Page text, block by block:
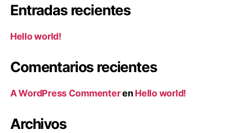
Entradas recientes
Hello world!
Comentarios recientes
A WordPress CommenterenHello world!
Archivos